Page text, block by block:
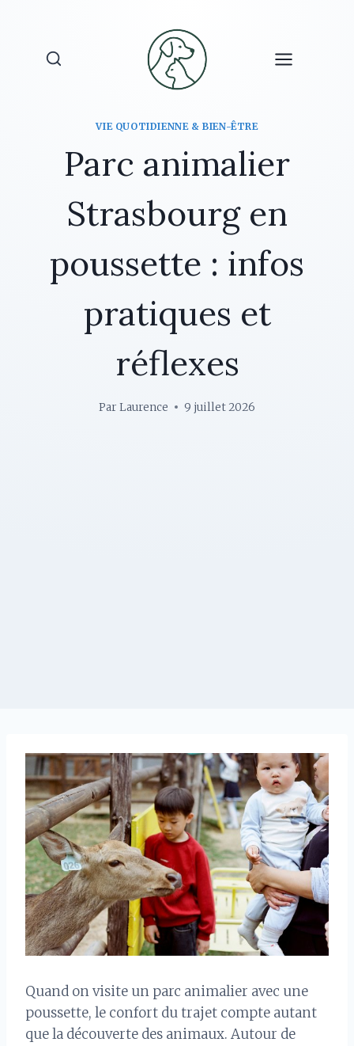
contenu
VIE QUOTIDIENNE & BIEN-ÊTRE
Parc animalier
Strasbourg en
poussette : infos
pratiques et
réflexes
Par Laurence 9 juillet 2026
Quand on visite un parc animalier avec une
poussette, le confort du trajet compte autant
que la découverte des animaux. Autour de